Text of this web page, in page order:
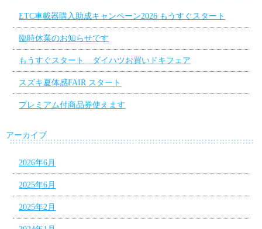
ETC車載器購入助成キャンペーン2026 もうすぐスタート
臨時休業のお知らせです
もうすぐスタート ダイハツお買いドキフェア
スズキ夏体感FAIR スタート
プレミアム付商品券使えます
アーカイブ
2026年6月
2025年6月
2025年2月